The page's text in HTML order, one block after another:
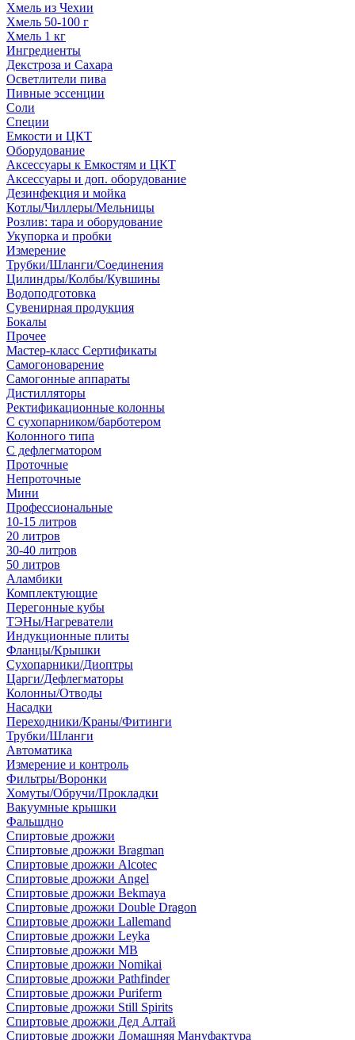
Хмель из Чехии
Хмель 50-100 г
Хмель 1 кг
Ингредиенты
Декстроза и Сахара
Осветлители пива
Пивные эссенции
Соли
Специи
Емкости и ЦКТ
Оборудование
Аксессуары к Емкостям и ЦКТ
Аксессуары и доп. оборудование
Дезинфекция и мойка
Котлы/Чиллеры/Мельницы
Розлив: тара и оборудование
Укупорка и пробки
Измерение
Трубки/Шланги/Соединения
Цилиндры/Колбы/Кувшины
Водоподготовка
Сувенирная продукция
Бокалы
Прочее
Мастер-класс Сертификаты
Самогоноварение
Самогонные аппараты
Дистилляторы
Ректификационные колонны
С сухопарником/барботером
Колонного типа
С дефлегматором
Проточные
Непроточные
Мини
Профессиональные
10-15 литров
20 литров
30-40 литров
50 литров
Аламбики
Комплектующие
Перегонные кубы
ТЭНы/Нагреватели
Индукционные плиты
Фланцы/Крышки
Сухопарники/Диоптры
Царги/Дефлегматоры
Колонны/Отводы
Насадки
Переходники/Краны/Фитинги
Трубки/Шланги
Автоматика
Измерение и контроль
Фильтры/Воронки
Хомуты/Обручи/Прокладки
Вакуумные крышки
Фальшдно
Спиртовые дрожжи
Спиртовые дрожжи Bragman
Спиртовые дрожжи Alcotec
Спиртовые дрожжи Angel
Спиртовые дрожжи Bekmaya
Спиртовые дрожжи Double Dragon
Спиртовые дрожжи Lallemand
Спиртовые дрожжи Leyka
Спиртовые дрожжи MB
Спиртовые дрожжи Nomikai
Спиртовые дрожжи Pathfinder
Спиртовые дрожжи Puriferm
Спиртовые дрожжи Still Spirits
Спиртовые дрожжи Дед Алтай
Спиртовые дрожжи Домашняя Мануфактура